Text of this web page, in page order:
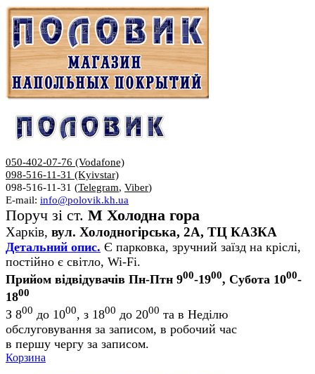
050-402-07-76 (Vodafone)
098-516-11-31 (Kyivstar)
098-516-11-31 (Telegram, Viber)
E-mail: info@polovik.kh.ua
Поруч зі ст. М Холодна гора
Харків, вул. Холодногірська, 2А, ТЦ КАЗКА
Детальний опис. Є парковка, зручний заїзд на кріслі,
постійно є світло, Wi-Fi.
Прийом відвідувачів Пн-Птн 900-1900, Субота 1000-
1800
З 800 до 1000, з 1800 до 2000 та в Неділю
обслуговування за записом, в робочий час
в першу чергу за записом.
Корзина